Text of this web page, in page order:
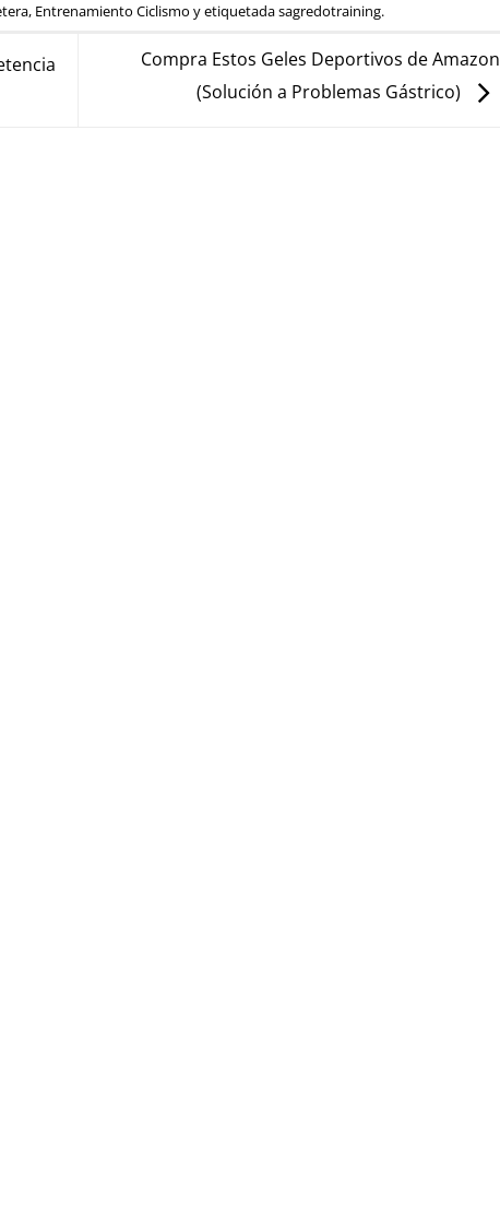
, Entrenamiento Ciclismo y etiquetadasagredotraining.
Compra Estos Geles Deportivos de Amazon
(Solución a Problemas Gástrico)